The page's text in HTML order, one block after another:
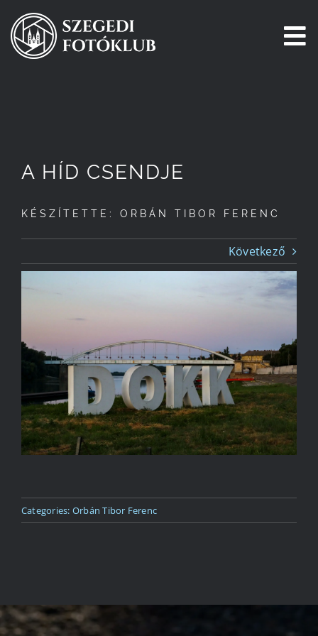
Kihagyás
Pályázatok
Tagjaink
Csatlakozz!
Kapcsolat
A HÍD CSENDJE
KÉSZÍTETTE: ORBÁN TIBOR FERENC
Következő
Categories: Orbán Tibor Ferenc